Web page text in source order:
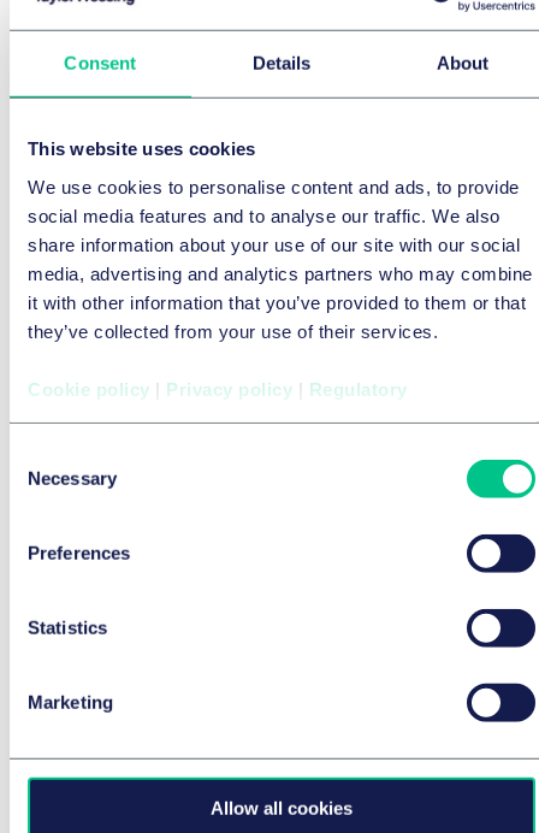
Consent Details About
This website uses cookies
We use cookies to personalise content and ads, to provide
social media features and to analyse our traffic. We also
share information about your use of our site with our social
media, advertising and analytics partners who may combine
it with other information that you’ve provided to them or that
they’ve collected from your use of their services.
Cookie policy | Privacy policy | Regulatory
Selection
Necessary
Preferences
Statistics
Marketing
Allow all cookies
汽车技术与出行
Technical Inspection and Manufacturer
Obligations?
2026年7月22日
作者Dr. Ulrich Spiegel以及Thomas Kahl
UNECE Establishes Global Rules for
soon in production?